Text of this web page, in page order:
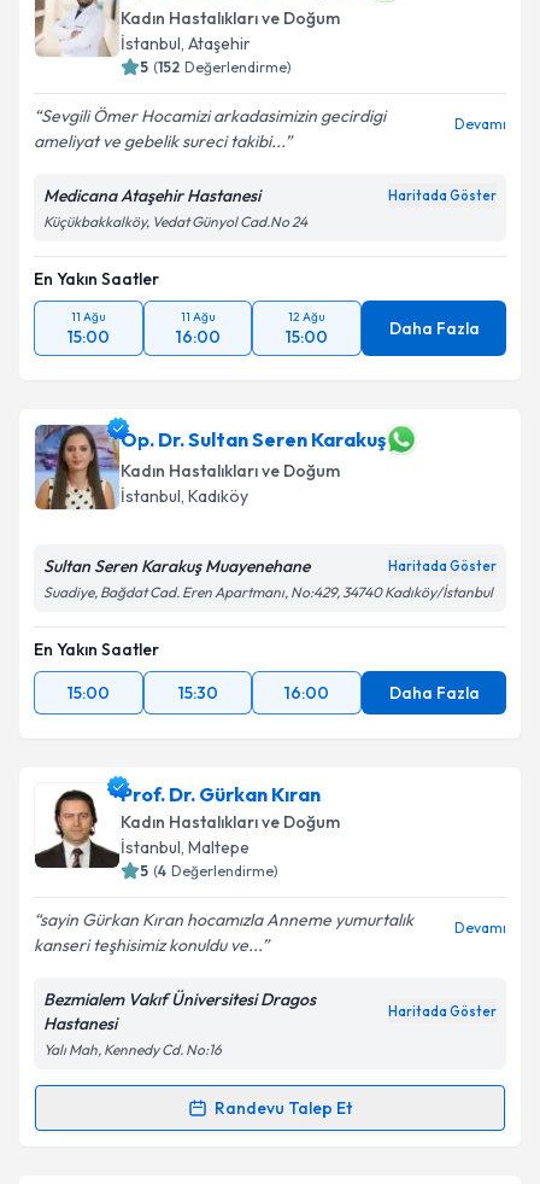
Kadın Hastalıkları ve Doğum
İstanbul, Ataşehir
5 (152 Değerlendirme)
Sevgili Ömer Hocamizi arkadasimizin gecirdigi
ameliyat ve gebelik sureci takibi...
Devamı
Medicana Ataşehir Hastanesi Haritada Göster
Küçükbakkalköy, Vedat Günyol Cad.No 24
En Yakın Saatler
11 Ağu
15:00
11 Ağu
16:00
12 Ağu
15:00 Daha Fazla
Op. Dr. Sultan Seren Karakuş
Kadın Hastalıkları ve Doğum
İstanbul, Kadıköy
Sultan Seren Karakuş Muayenehane Haritada Göster
Suadiye, Bağdat Cad. Eren Apartmanı, No:429, 34740 Kadıköy/İstanbul
En Yakın Saatler
15:00
15:30 16:00 Daha Fazla
Prof. Dr. Gürkan Kıran
Kadın Hastalıkları ve Doğum
İstanbul, Maltepe
5 (4 Değerlendirme)
sayin Gürkan Kıran hocamızla Anneme yumurtalık
kanseri teşhisimiz konuldu ve...
Devamı
Bezmialem Vakıf Üniversitesi Dragos
Hastanesi
Haritada Göster
Yalı Mah, Kennedy Cd. No:16
Randevu Talep Et
Randevu Takvimi Talebi